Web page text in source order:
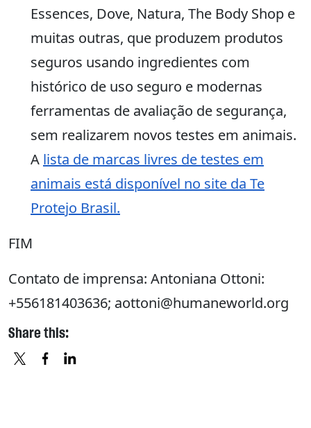
Essences, Dove, Natura, The Body Shop e
muitas outras, que produzem produtos
seguros usando ingredientes com
histórico de uso seguro e modernas
ferramentas de avaliação de segurança,
sem realizarem novos testes em animais.
A lista de marcas livres de testes em
animais está disponível no site da Te
Protejo Brasil.
FIM
Contato de imprensa: Antoniana Ottoni:
+556181403636; aottoni@humaneworld.org
Share this: